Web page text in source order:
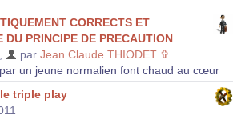
CORRECTS ET
DU PRINCIPE DE PRECAUTION
par Jean Claude THIODET ✞
un jeune normalien font chaud au cœur
triple play